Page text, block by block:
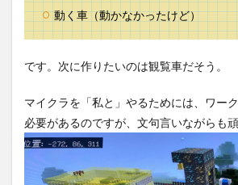
動く車（動かなかったけど）
です。次に作りたいのは観覧車だそう。
マイクラを「私と」やるためには、ワー
必要があるのですが、文句言いながらも頑